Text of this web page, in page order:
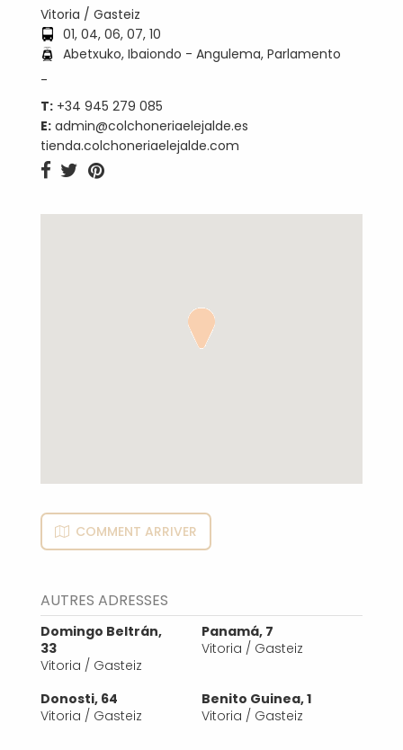
Vitoria / Gasteiz
01, 04, 06, 07, 10
Abetxuko, Ibaiondo - Angulema, Parlamento
-
T: +34 945 279 085
E: admin@colchoneriaelejalde.es
tienda.colchoneriaelejalde.com
  
COMMENT ARRIVER
AUTRES ADRESSES
Domingo Beltrán,
33
Vitoria / Gasteiz
Panamá, 7
Vitoria / Gasteiz
Donosti, 64
Vitoria / Gasteiz
Benito Guinea, 1
Vitoria / Gasteiz